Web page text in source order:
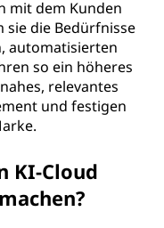
mit dem Kunden
sie die Bedürfnisse
automatisierten
so ein höheres
relevantes
und festigen
KI-Cloud